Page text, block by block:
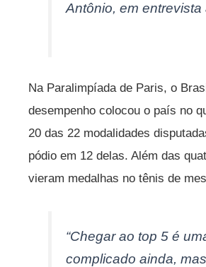
Antônio, em
Na Paralimpíada de Paris, o
desempenho colocou o país no
20 das 22 modalidades
pódio em 12 delas. Além das
vieram medalhas no tênis de
“Chegar ao top 5 é
complicado ainda,